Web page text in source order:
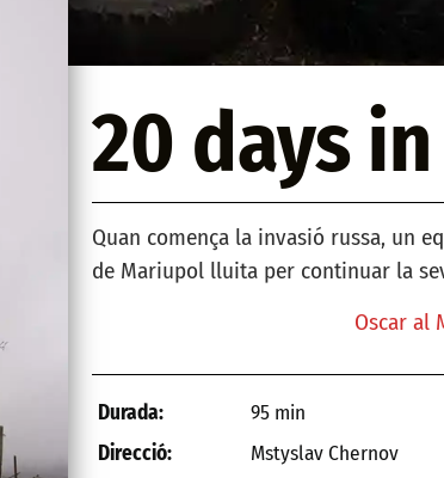
20 days
Quan comença la invasió russa, un
de Mariupol lluita per continuar la
Oscar al
Durada:
95 min
Direcció:
Mstyslav Chernov